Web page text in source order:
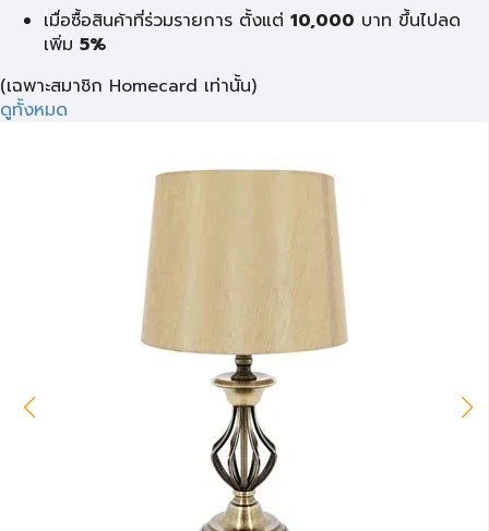
เมื่อซื้อสินค้าที่ร่วมรายการ ตั้งแต่ 10,000 บาท ขึ้นไปลด
เพิ่ม 5%
(เฉพาะสมาชิก Homecard เท่านั้น)
ดูทั้งหมด